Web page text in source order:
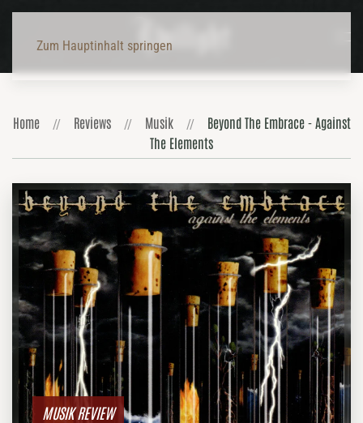
Zum Hauptinhalt springen
Home Reviews Musik
Beyond The Embrace - Against
The Elements
MUSIK REVIEW